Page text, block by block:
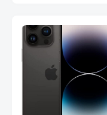
Panel IPS, AMD
FreeSync™ Premium,
Ecualizador Negro,
Cambio Automático
Fuente,
LS27FG532ENXZA